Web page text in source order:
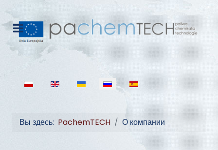
Выберите язык
Вы здесь: PachemTECH О компании